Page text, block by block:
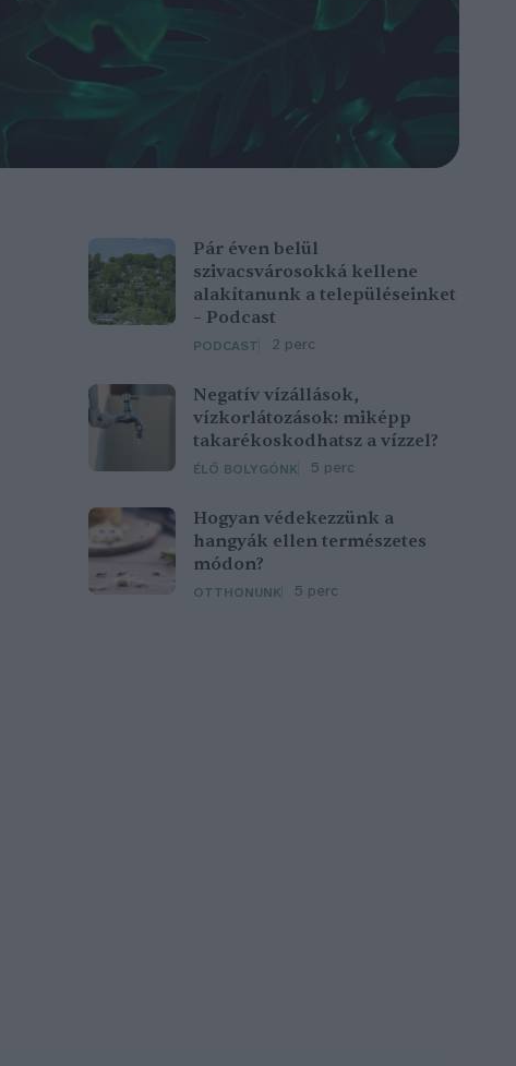
Pár éven belül
szivacsvárosokká kellene
alakítanunk a településeinket
– Podcast
PODCAST 2 perc
Negatív vízállások,
vízkorlátozások: miképp
takarékoskodhatsz a vízzel?
ÉLŐ BOLYGÓNK 5 perc
Hogyan védekezzünk a
hangyák ellen természetes
módon?
OTTHONUNK 5 perc